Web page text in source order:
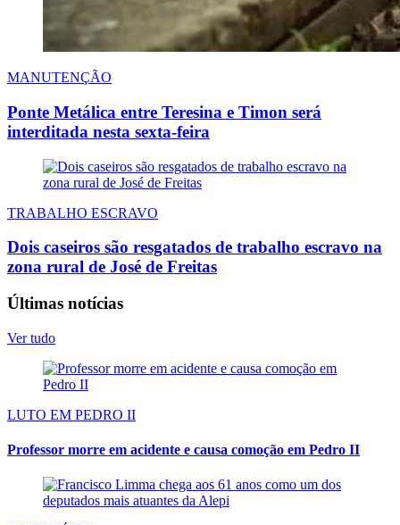
MANUTENÇÃO
Ponte Metálica entre Teresina e Timon será
interditada nesta sexta-feira
TRABALHO ESCRAVO
Dois caseiros são resgatados de trabalho escravo na
zona rural de José de Freitas
Últimas notícias
Ver tudo
LUTO EM PEDRO II
Professor morre em acidente e causa comoção em Pedro II